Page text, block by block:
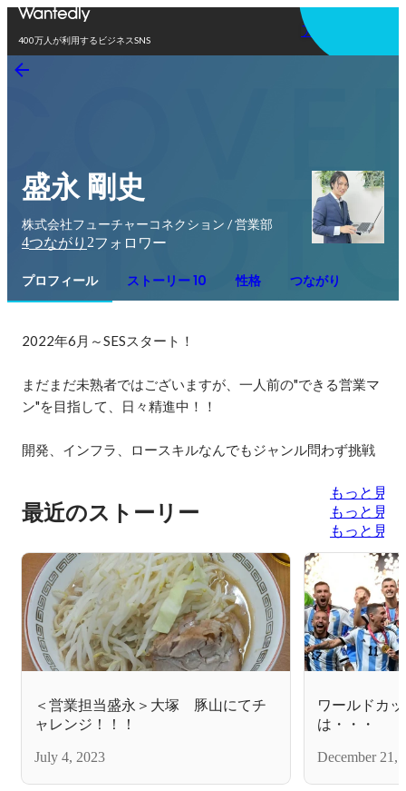
400万人が利用するビジネスSNS
アプリを使う
盛永 剛史
株式会社フューチャーコネクション / 営業部
4つながり 2フォロワー
プロフィール ストーリー 10 性格 つながり
2022年6月～SESスタート！
まだまだ未熟者ではございますが、一人前の"できる営業マ
ン"を目指して、日々精進中！！
開発、インフラ、ロースキルなんでもジャンル問わず挑戦
最近のストーリー
もっと見る
もっと見る
もっと見る
＜営業担当盛永＞大塚 豚山にてチ
ャレンジ！！！
July 4, 2023
ワールドカ
は・・・
December 21,